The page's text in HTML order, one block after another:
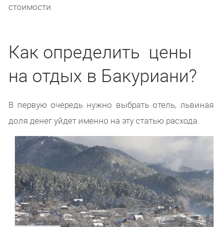
стоимости.
Как определить цены
на отдых в Бакуриани?
В первую очередь нужно выбрать отель, львиная
доля денег уйдет именно на эту статью расхода.